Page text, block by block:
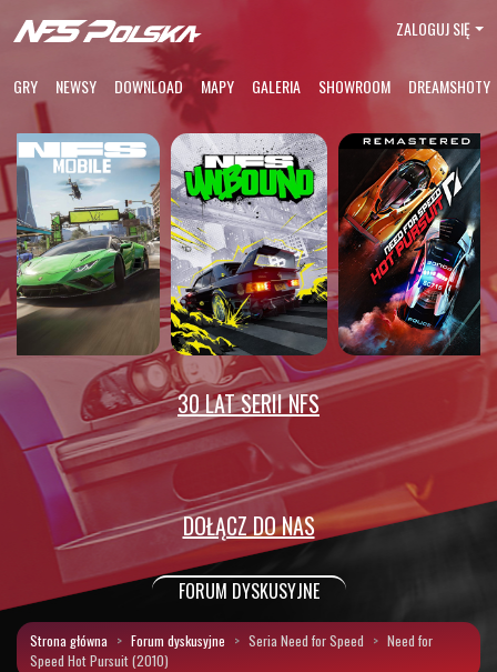
GRY NEWSY DOWNLOAD MAPY GALERIA SHOWROOM DREAMSHOTY
ZALOGUJ SIĘ
30 LAT SERII NFS
DOŁĄCZ DO NAS
FORUM DYSKUSYJNE
Strona główna Forum dyskusyjne Seria Need for Speed
Need for
Speed Hot Pursuit (2010)